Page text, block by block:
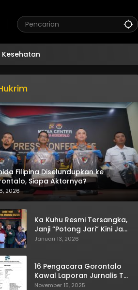
Kesehatan
Filipina Diselundupkan ke
Siapa Aktornya?
2026
Ka Kuhu Resmi Tersangka,
Janji “Potong Jari” Kini Jadi
Bumerang
Januari 13, 2026
16 Pengacara Gorontalo
Kawal Laporan Jurnalis TV
One
November 15, 2025